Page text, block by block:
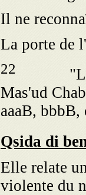
Il ne
La porte de
22 "La
Mas'ud
aaaB, bbbB,
Elle relate
violente du